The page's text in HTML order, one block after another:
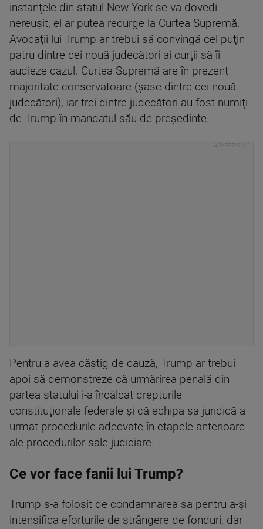
instanţele din statul New York se va dovedi
nereuşit, el ar putea recurge la Curtea Supremă.
Avocaţii lui Trump ar trebui să convingă cel puţin
patru dintre cei nouă judecători ai curţii să îi
audieze cazul. Curtea Supremă are în prezent
majoritate conservatoare (şase dintre cei nouă
judecători), iar trei dintre judecători au fost numiţi
de Trump în mandatul său de preşedinte.
Pentru a avea câştig de cauză, Trump ar trebui
apoi să demonstreze că urmărirea penală din
partea statului i-a încălcat drepturile
constituţionale federale şi că echipa sa juridică a
urmat procedurile adecvate în etapele anterioare
ale procedurilor sale judiciare.
Ce vor face fanii lui Trump?
Trump s-a folosit de condamnarea sa pentru a-şi
intensifica eforturile de strângere de fonduri, dar